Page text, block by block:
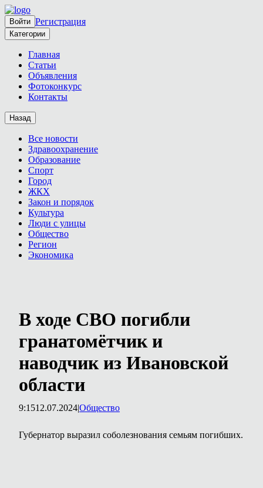
Войти Регистрация
Категории
Главная
Статьи
Объявления
Фотоконкурс
Контакты
Назад
Все новости
Здравоохранение
Образование
Спорт
Город
ЖКХ
Закон и порядок
Культура
Люди с улицы
Общество
Регион
Экономика
В ходе СВО погибли
гранатомётчик и
наводчик из Ивановской
области
9:1512.07.2024|Общество
Губернатор выразил соболезнования семьям погибших.